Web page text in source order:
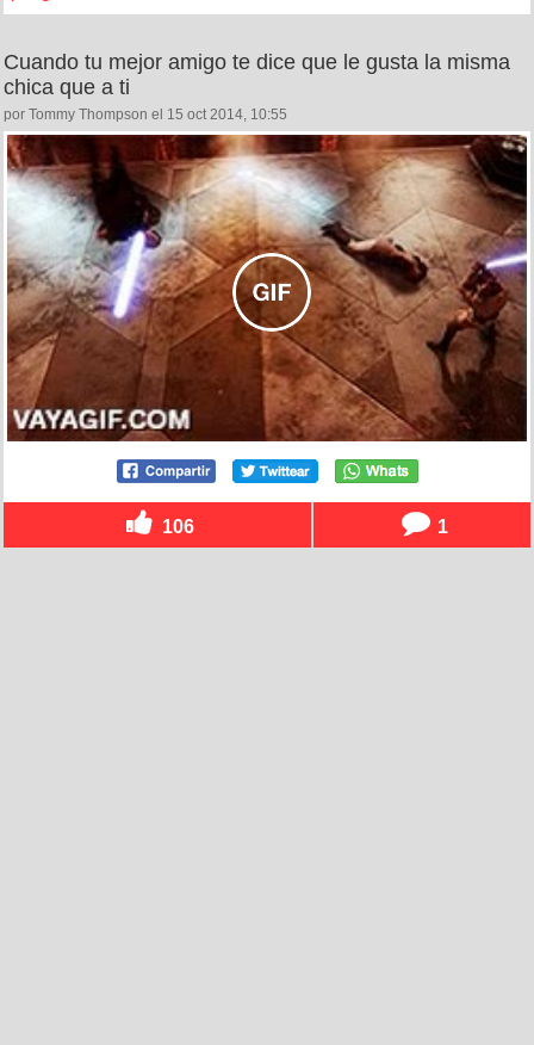
Cuando tu mejor amigo te dice que le gusta la misma
chica que a ti
por Tommy Thompson el 15 oct 2014, 10:55
106 1